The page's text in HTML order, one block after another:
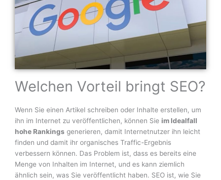
Welchen Vorteil bringt SEO?
Wenn Sie einen Artikel schreiben oder Inhalte erstellen, um
ihn im Internet zu veröffentlichen, können Sie im Idealfall
hohe Rankings generieren, damit Internetnutzer ihn leicht
finden und damit ihr organisches Traffic-Ergebnis
verbessern können. Das Problem ist, dass es bereits eine
Menge von Inhalten im Internet, und es kann ziemlich
ähnlich sein, was Sie veröffentlicht haben. SEO ist, wie Sie